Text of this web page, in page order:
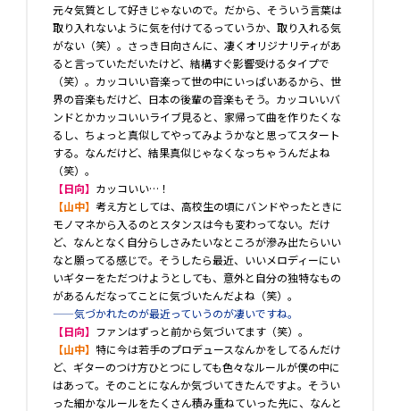
元々気質として好きじゃないので。だから、そういう言葉は
取り入れないように気を付けてるっていうか、取り入れる気
がない（笑）。さっき日向さんに、凄くオリジナリティがあ
ると言っていただいたけど、結構すぐ影響受けるタイプで
（笑）。カッコいい音楽って世の中にいっぱいあるから、世
界の音楽もだけど、日本の後輩の音楽もそう。カッコいいバ
ンドとかカッコいいライブ見ると、家帰って曲を作りたくな
るし、ちょっと真似してやってみようかなと思ってスタート
する。なんだけど、結果真似じゃなくなっちゃうんだよね
（笑）。
【日向】 カッコいい…！
【山中】考え方としては、高校生の頃にバンドやったときに
モノマネから入るのとスタンスは今も変わってない。だけ
ど、なんとなく自分らしさみたいなところが滲み出たらいい
なと願ってる感じで。そうしたら最近、いいメロディーにい
いギターをただつけようとしても、意外と自分の独特なもの
があるんだなってことに気づいたんだよね（笑）。
――気づかれたのが最近っていうのが凄いですね。
【日向】 ファンはずっと前から気づいてます（笑）。
【山中】特に今は若手のプロデュースなんかをしてるんだけ
ど、ギターのつけ方ひとつにしても色々なルールが僕の中に
はあって。そのことになんか気づいてきたんですよ。そうい
った細かなルールをたくさん積み重ねていった先に、なんと